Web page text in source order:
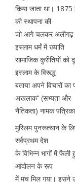
किया जाता था। 1875
की स्थापना की
जो आगे चलकर अलीगढ़
इस्लाम धर्मं में ख्याति
सामाजिक कुरीतियों को
इस्लाम के विरूद्ध
बताया अपने विचारों
अखलाक’’ (सभ्यता और
नैतिकता) नामक
मुस्लिम पुनरूत्थान के
सर्वप्रथम देश
के विभिन्न भागों में
आंदोलन के रूप
में मंच मिल गया। इसने